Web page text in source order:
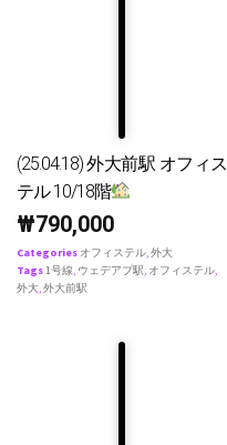
(25.04.18) 外大前駅 オフィス
テル 10/18階
₩790,000
Categories オフィステル,外大
Tags1号線, ウェデアプ駅, オフィステル,
外大,外大前駅